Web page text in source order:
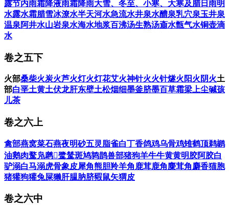
露节内雨霜降液雨霜降雨大雪、冬至、小寒、大寒及腊日雨明
水露水霜腊雪冰潦水半天河水急流水井泉水醴泉乳穴泉玉井泉
温泉阿井水山岩泉水海水地浆百沸汤生熟汤齑水甑气水铜壶滴
水
卷之五下
火部桑柴火炭火芦火灯火灯花艾火神针火火针燧火 阳火阴火土
部白垩土黄土伏龙肝东壁土松烟细墨釜脐墨百草霜梁上尘碱孩
儿茶
卷之六上
禽部燕窝菜石燕夜明砂五灵脂雀白丁香鸽鸡乌骨鸡雉鹤顶鹈鹕
油鹅肉鹜凫䴙𪂬鹭鸶斑鸠鹑鹊兽部猪狗羊牛牛黄黄明胶阿胶白
驴溺白马溺虎骨象皮犀角熊胆羚羊角 鹿茸鹿角麋茸角麝香猫胞
猪獾狗獾兔屎獭肝腽肭脐豭鼠矢猬皮
卷之六中